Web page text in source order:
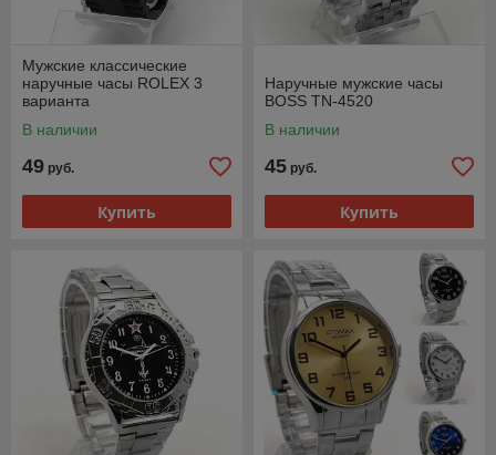
Мужские классические
наручные часы ROLEX 3
варианта
В наличии
49 руб.
Купить
Наручные мужские часы
BOSS TN-4520
В наличии
45 руб.
Купить